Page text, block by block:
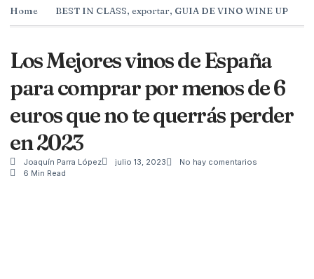
Home BEST IN CLASS, exportar, GUIA DE VINO WINE UP
Los Mejores vinos de España
para comprar por menos de 6
euros que no te querrás perder
en 2023
Joaquín Parra López julio 13, 2023
No hay comentarios
6 Min Read